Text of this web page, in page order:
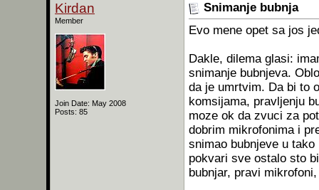
Kirdan
Member
Join Date: May 2008
Posts: 85
Snimanje bubnja
Evo mene opet sa jos
Dakle, dilema glasi:
snimanje bubnjeva.
da je umrtvim. Da bi to
komsijama, pravljenju
moze ok da zvuci za
dobrim mikrofonima i
snimao bubnjeve u
pokvari sve ostalo sto
bubnjar, pravi